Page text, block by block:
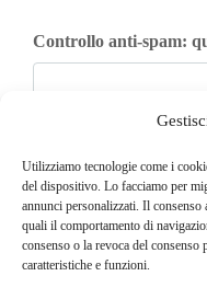
Utilizziamo tecnologie come i
del dispositivo. Lo facciamo per
annunci personalizzati. Il consenso
quali il comportamento di
consenso o la revoca del
caratteristiche e funzioni.
Controllo anti-spam: